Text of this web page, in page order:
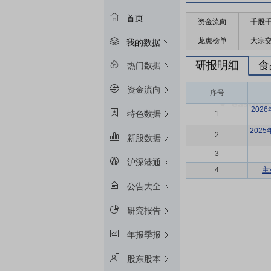
首页
我的数据
热门数据
资金流向
特色数据
新股数据
沪深港通
公告大全
研究报告
年报季报
股东股本
资金流向 千股
龙虎榜单 大宗
研报明细
序号
1 2026
2 2025
3
4